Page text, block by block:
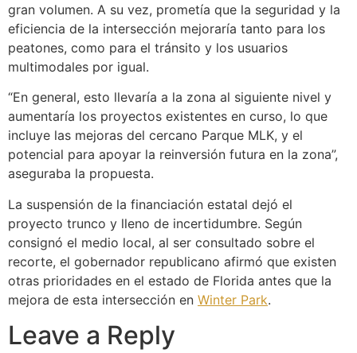
gran volumen. A su vez, prometía que la seguridad y la
eficiencia de la intersección mejoraría tanto para los
peatones, como para el tránsito y los usuarios
multimodales por igual.
“En general, esto llevaría a la zona al siguiente nivel y
aumentaría los proyectos existentes en curso, lo que
incluye las mejoras del cercano Parque MLK, y el
potencial para apoyar la reinversión futura en la zona”,
aseguraba la propuesta.
La suspensión de la financiación estatal dejó el
proyecto trunco y lleno de incertidumbre. Según
consignó el medio local, al ser consultado sobre el
recorte, el gobernador republicano afirmó que existen
otras prioridades en el estado de Florida antes que la
mejora de esta intersección en Winter Park.
Leave a Reply